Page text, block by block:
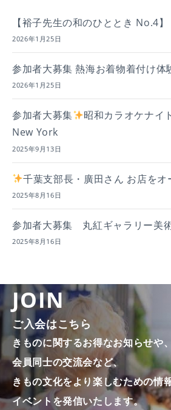
【裕子先生の和のひととき No.4】
2026年1月25日
参加者大募集 熱海お着物着付け体
2026年1月25日
参加者大募集
昭和カラオケナイ
New York
2025年9月13日
千葉支部長・廣田さん お店をオ
2025年8月16日
参加者大募集 丸紅ギャラリー美
2025年8月16日
JOIN
ご入会はこちら
きものに関するお得なお知らせや
会員同士の交流会など、
きもの文化をより楽しむための情
イベントを発信いたします。